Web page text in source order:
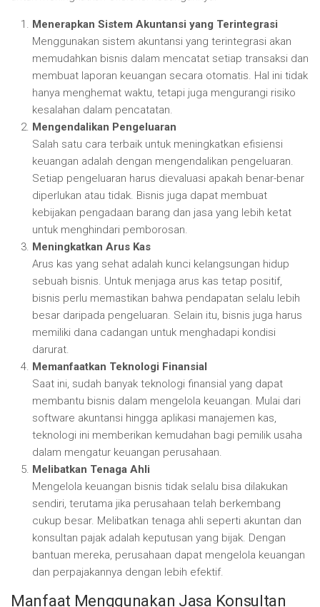
Menerapkan Sistem Akuntansi yang Terintegrasi
Menggunakan sistem akuntansi yang terintegrasi akan
memudahkan bisnis dalam mencatat setiap transaksi dan
membuat laporan keuangan secara otomatis. Hal ini tidak
hanya menghemat waktu, tetapi juga mengurangi risiko
kesalahan dalam pencatatan.
Mengendalikan Pengeluaran
Salah satu cara terbaik untuk meningkatkan efisiensi
keuangan adalah dengan mengendalikan pengeluaran.
Setiap pengeluaran harus dievaluasi apakah benar-benar
diperlukan atau tidak. Bisnis juga dapat membuat
kebijakan pengadaan barang dan jasa yang lebih ketat
untuk menghindari pemborosan.
Meningkatkan Arus Kas
Arus kas yang sehat adalah kunci kelangsungan hidup
sebuah bisnis. Untuk menjaga arus kas tetap positif,
bisnis perlu memastikan bahwa pendapatan selalu lebih
besar daripada pengeluaran. Selain itu, bisnis juga harus
memiliki dana cadangan untuk menghadapi kondisi
darurat.
Memanfaatkan Teknologi Finansial
Saat ini, sudah banyak teknologi finansial yang dapat
membantu bisnis dalam mengelola keuangan. Mulai dari
software akuntansi hingga aplikasi manajemen kas,
teknologi ini memberikan kemudahan bagi pemilik usaha
dalam mengatur keuangan perusahaan.
Melibatkan Tenaga Ahli
Mengelola keuangan bisnis tidak selalu bisa dilakukan
sendiri, terutama jika perusahaan telah berkembang
cukup besar. Melibatkan tenaga ahli seperti akuntan dan
konsultan pajak adalah keputusan yang bijak. Dengan
bantuan mereka, perusahaan dapat mengelola keuangan
dan perpajakannya dengan lebih efektif.
Manfaat Menggunakan Jasa Konsultan